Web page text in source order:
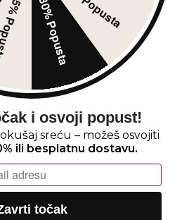
30% Popusta
i osvoji popust!
sreću – možeš osvojiti
ili besplatnu dostavu.
točak